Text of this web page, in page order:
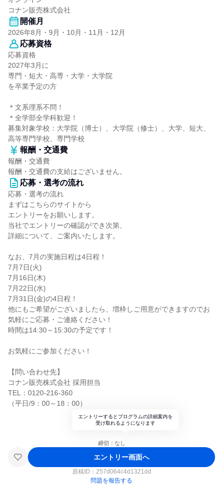
コナン販売株式会社
開催月
2026年8月・9月・10月・11月・12月
応募資格
応募資格
2027年3月に
専門・短大・高専・大学・大学院
を卒業予定の方
＊文系理系不問！
＊全学部全学科歓迎！
募集対象学校：大学院（博士）、大学院（修士）、大学、短大、
高等専門学校、専門学校
報酬・交通費
報酬・交通費
報酬・交通費の支給はございません。
応募・選考の流れ
応募・選考の流れ
まずはこちらのサイトから
エントリーをお願いします。
当社でエントリーの確認ができ次第、
詳細について、ご案内いたします。
なお、7月の実施日程は4日程！
7月7日(火)
7月16日(木)
7月22日(水)
7月31日(金)の4日程！
他にもご希望がございましたら、増枠しご用意ができますのでお
気軽にご応募・ご連絡ください！
時間は14:30～15:30の予定です！
お気軽にご参加ください！
【問い合わせ先】
コナン販売株式会社 採用担当
TEL：0120-216-360
（平日/9：00～18：00）
エントリーするとプログラムの詳細案内を
受け取れるようになります
締切：なし
エントリー画面へ
原稿ID： 257d064c4d1321dd
問題を報告する